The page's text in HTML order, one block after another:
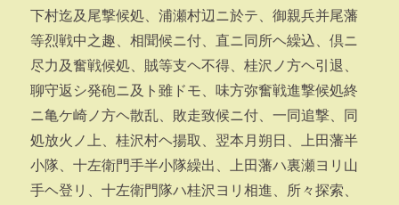
下村迄及尾撃候処、浦瀬村辺ニ於テ、御親兵并尾藩
等烈戦中之趣、相聞候ニ付、直ニ同所ヘ繰込、倶ニ
尽力及奮戦候処、賊等支ヘ不得、桂沢ノ方ヘ引退、
聊守返シ発砲ニ及ト雖ドモ、味方弥奮戦進撃候処終
ニ亀ケ崎ノ方ヘ散乱、敗走致候ニ付、一同追撃、同
処放火ノ上、桂沢村ヘ揚取、翌本月朔日、上田藩半
小隊、十左衛門手半小隊繰出、上田藩ハ裏瀬ヨリ山
手ヘ登リ、十左衛門隊ハ桂沢ヨリ相進、所々探索、